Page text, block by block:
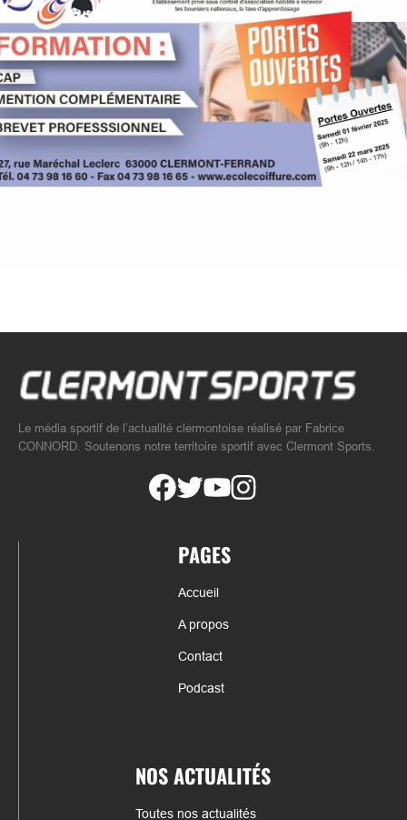
Le média sportif de l’actualité clermontoise réalisé par Fabrice
CONNORD. Soutenons notre territoire sportif avec Clermont Sports.
PAGES
Accueil
A propos
Contact
Podcast
NOS ACTUALITÉS
Toutes nos actualités